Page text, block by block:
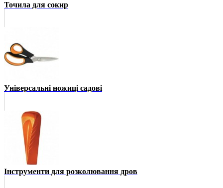
Точила для сокир
Універсальні ножиці садові
Інструменти для розколювання дров